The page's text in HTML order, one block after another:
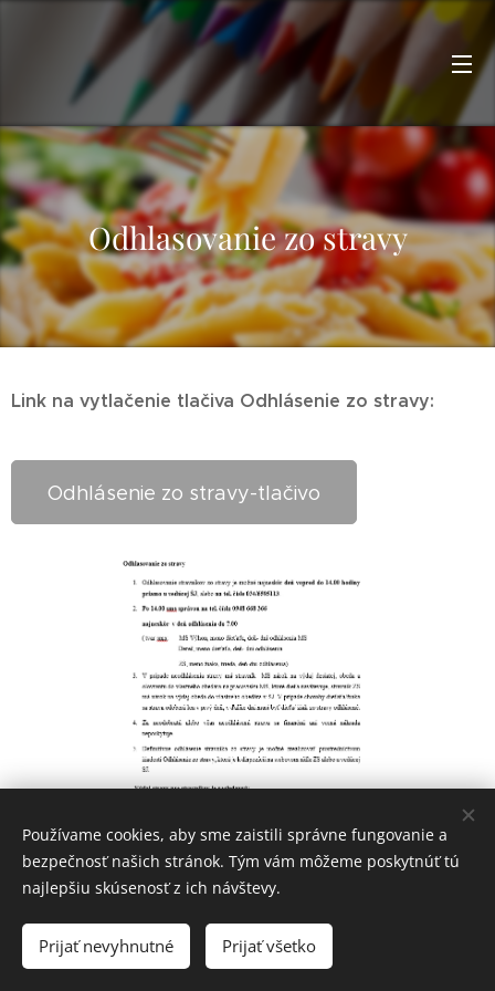
Odhlasovanie zo stravy
Link na vytlačenie tlačiva Odhlásenie zo stravy:
Odhlásenie zo stravy-tlačivo
Cookies
Používame cookies, aby sme zaistili správne fungovanie a
bezpečnosť našich stránok. Tým vám môžeme poskytnúť tú
najlepšiu skúsenosť z ich návštevy.
Prijať nevyhnutné Prijať všetko